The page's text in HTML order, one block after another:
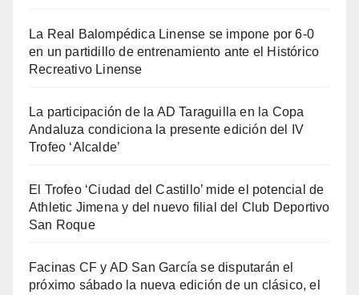
La Real Balompédica Linense se impone por 6-0
en un partidillo de entrenamiento ante el Histórico
Recreativo Linense
La participación de la AD Taraguilla en la Copa
Andaluza condiciona la presente edición del IV
Trofeo ‘Alcalde’
El Trofeo ‘Ciudad del Castillo’ mide el potencial de
Athletic Jimena y del nuevo filial del Club Deportivo
San Roque
Facinas CF y AD San García se disputarán el
próximo sábado la nueva edición de un clásico, el